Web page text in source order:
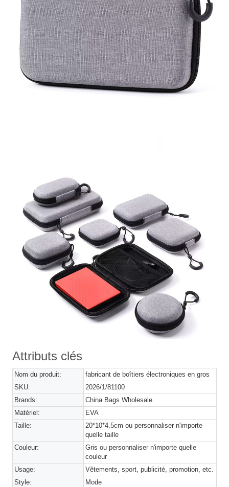
Attributs clés
Nom du produit:
fabricant de boîtiers électroniques en gros
SKU:
2026/1/81100
Brands:
China Bags Wholesale
Matériel:
EVA
Taille:
20*10*4.5cm ou personnaliser n'importe
quelle taille
Couleur:
Gris ou personnaliser n'importe quelle
couleur
Usage:
Vêtements, sport, publicité, promotion, etc.
Style:
Mode